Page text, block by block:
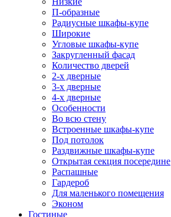
П-образные
Радиусные шкафы-купе
Широкие
Угловые шкафы-купе
Закругленный фасад
Количество дверей
2-х дверные
3-х дверные
4-х дверные
Особенности
Во всю стену
Встроенные шкафы-купе
Под потолок
Раздвижные шкафы-купе
Открытая секция посередине
Распашные
Гардероб
Для маленького помещения
Эконом
Гостиные